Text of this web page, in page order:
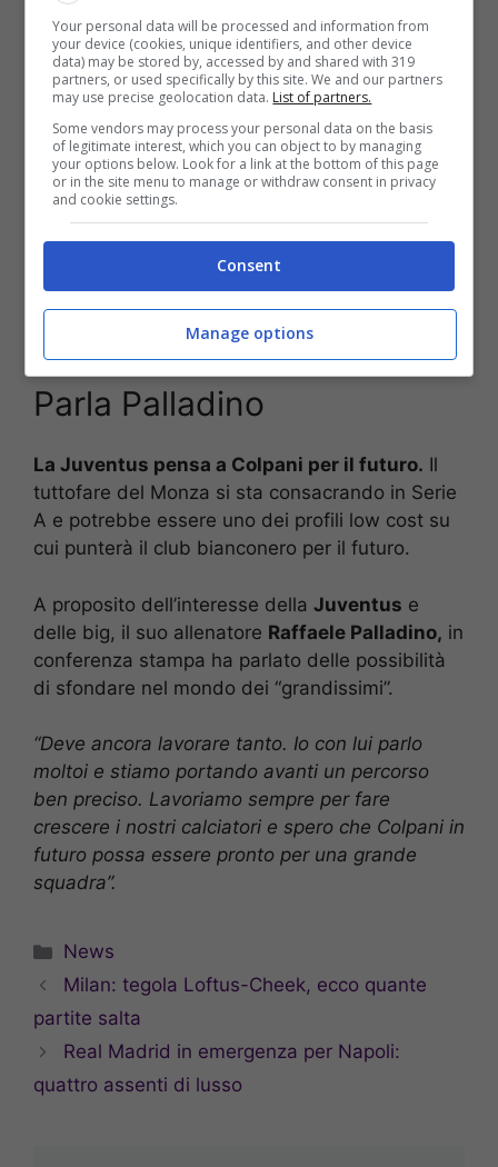
molto giovane e che può fare al caso di
Massimiliano Allegriper la prossima stagione.
Sa giocare sia da esterno offensivo che da
mezzala e potrebbe essere un grande rinforzo
per tutti.
Classe ’99, con il contratto in scadenza nel
2028, Colpani ha lasciato il segno positivo
nell’ambienteJuventuseCristianoGiuntoli
può provare a tessere la tela già dalle prossime
settimane.
Colpani alla Juventus?
Parla Palladino
La Juventus pensa a Colpani per il futuro. Il
tuttofare del Monza si sta consacrando in Serie
A e potrebbe essere uno dei profili low cost su
cui punterà il club bianconero per il futuro.
A proposito dell’interesse della Juventus e
delle big, il suo allenatore Raffaele Palladino, in
conferenza stampa ha parlato delle possibilità
di sfondare nel mondo dei “grandissimi”.
“Deve ancora lavorare tanto. Io con lui parlo
moltoi e stiamo portando avanti un percorso
ben preciso. Lavoriamo sempre per fare
crescere i nostri calciatori e spero che Colpani in
futuro possa essere pronto per una grande
squadra”.
Categorie
News
Milan: tegola Loftus-Cheek, ecco quante
partite salta
Real Madrid in emergenza per Napoli:
quattro assenti di lusso
Your personal data will be processed and information from
your device (cookies, unique identifiers, and other device
data) may be stored by, accessed by and shared with 319
partners, or used specifically by this site. We and our partners
may use precise geolocation data. List of partners.
Some vendors may process your personal data on the basis
of legitimate interest, which you can object to by managing
your options below. Look for a link at the bottom of this page
or in the site menu to manage or withdraw consent in privacy
and cookie settings.
Consent
Manage options